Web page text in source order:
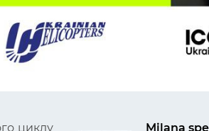
циклу
Milana